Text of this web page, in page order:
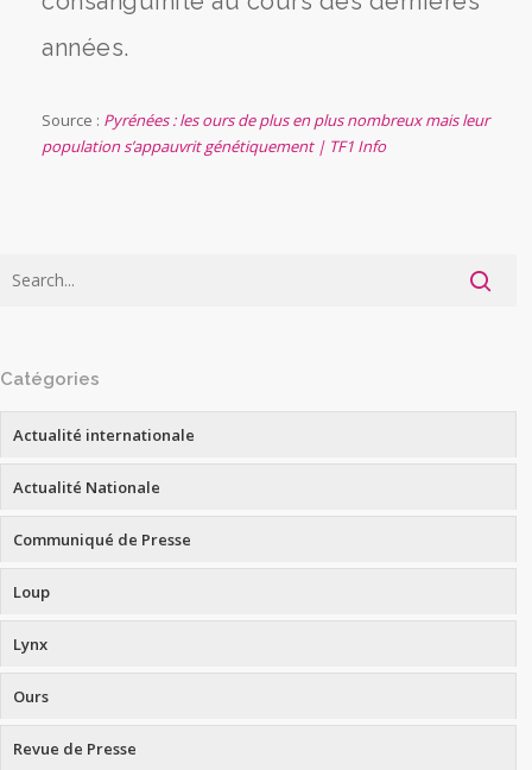
années.
Source : Pyrénées : les ours de plus en plus nombreux mais leur
population s’appauvrit génétiquement | TF1 Info
Catégories
Actualité internationale
Actualité Nationale
Communiqué de Presse
Loup
Lynx
Ours
Revue de Presse